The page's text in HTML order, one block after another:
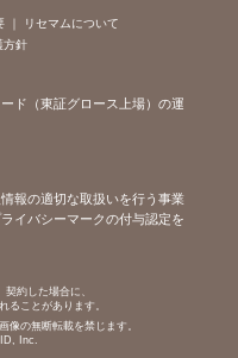
リセマムについて
方針
ド（東証グロース上場）の運
報の適切な取扱いを行う事業
イバシーマークの付与認定を
約した場合に、
ることがあります。
像の無断転載を禁じます。
Inc.